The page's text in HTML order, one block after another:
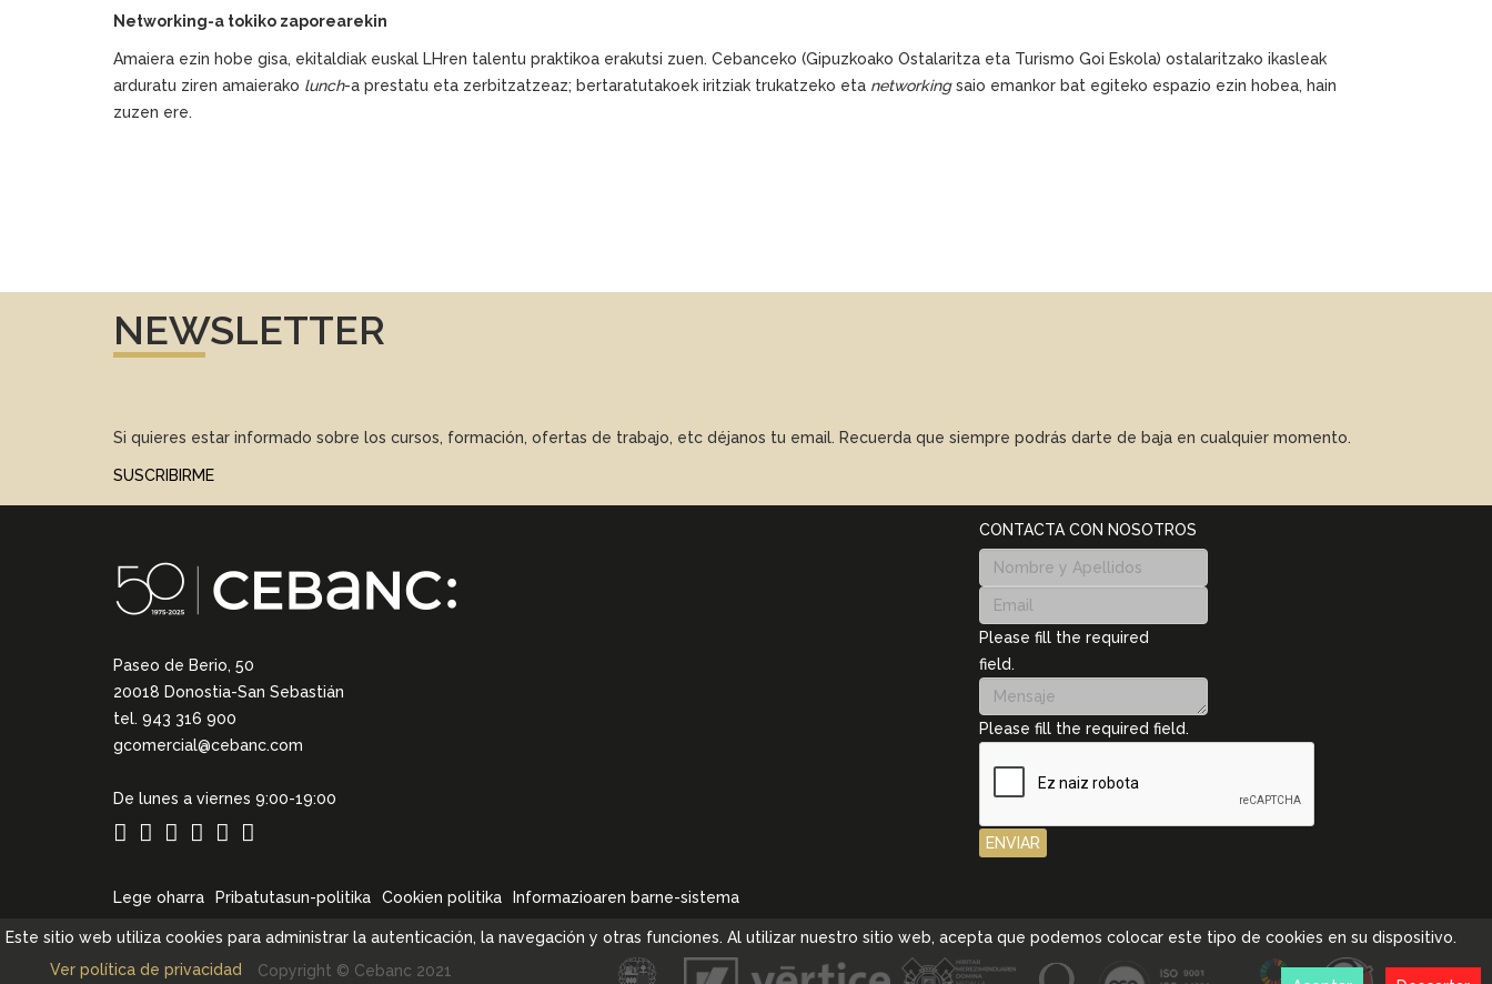
Networking-a tokiko zaporearekin
Amaiera ezin hobe gisa, ekitaldiak euskal LHren talentu praktikoa erakutsi zuen. Cebanceko (Gipuzkoako Ostalaritza eta Turismo Goi Eskola) ostalaritzako ikasleak
arduratu ziren amaierako lunch-a prestatu eta zerbitzatzeaz; bertaratutakoek iritziak trukatzeko eta networkingsaio emankor bat egiteko espazio ezin hobea, hain
zuzen ere.
NEWSLETTER
Si quieres estar informado sobre los cursos, formación, ofertas de trabajo, etc déjanos tu email. Recuerda que siempre podrás darte de baja en cualquier momento.
SUSCRIBIRME
Paseo de Berio, 50
20018 Donostia-San Sebastián
tel. 943 316 900
gcomercial@cebanc.com
De lunes a viernes 9:00-19:00
Lege oharra Pribatutasun-politika Cookien politika Informazioaren barne-sistema
CONTACTA CON NOSOTROS
Please fill the required
field.
Please fill the required field.
ENVIAR
Copyright © Cebanc 2021
Este sitio web utiliza cookies para administrar la autenticación, la navegación y otras funciones. Al utilizar nuestro sitio web, acepta que podemos colocar este tipo de cookies en su dispositivo.
Ver política de privacidad